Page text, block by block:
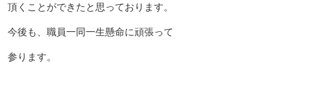
頂くことができたと思っております。
今後も、職員一同一生懸命に頑張って
参ります。